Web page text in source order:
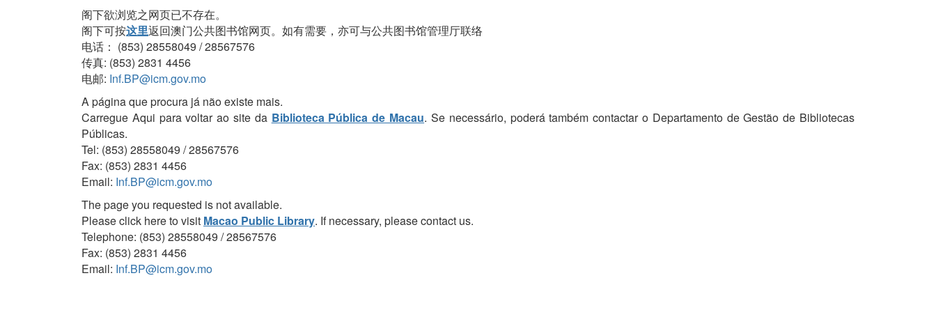
阁下欲浏览之网页已不存在。
阁下可按这里返回澳门公共图书馆网页。如有需要，亦可与公共图书馆管理厅联络
电话： (853) 28558049 / 28567576
传真: (853) 2831 4456
电邮: Inf.BP@icm.gov.mo
A página que procura já não existe mais.
Carregue Aqui para voltar ao site da Biblioteca Pública de Macau. Se necessário, poderá também contactar o Departamento de Gestão de Bibliotecas
Públicas.
Tel: (853) 28558049 / 28567576
Fax: (853) 2831 4456
Email: Inf.BP@icm.gov.mo
The page you requested is not available.
Please click here to visit Macao Public Library. If necessary, please contact us.
Telephone: (853) 28558049 / 28567576
Fax: (853) 2831 4456
Email: Inf.BP@icm.gov.mo